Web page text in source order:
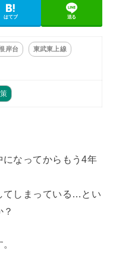
はてブ 送る
岸台 東武東上線
になってからもう4年
てしまっている…とい